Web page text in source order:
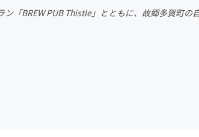
フード・飲食店
ファッシ
「BREW PUB Thistle」とともに、故郷多賀町の